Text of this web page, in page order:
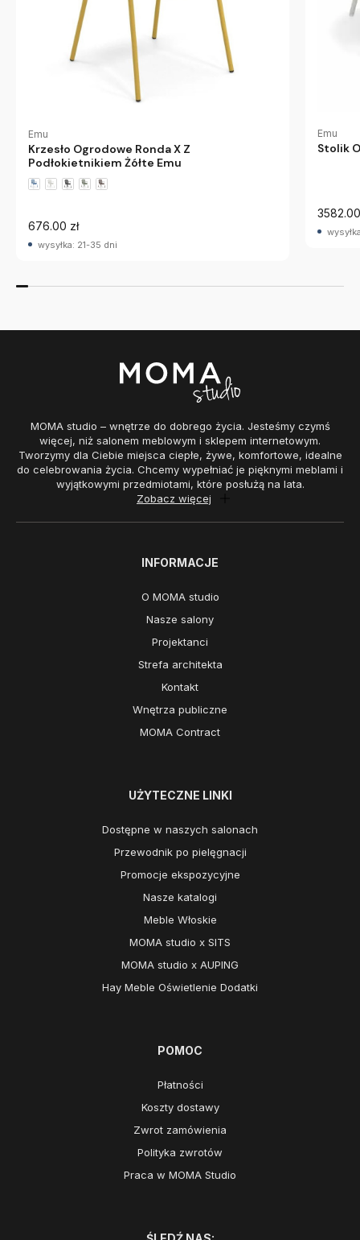
Emu
Krzesło Ogrodowe Ronda X Z
Podłokietnikiem Żółte Emu
676.00 zł
wysyłka: 21-35 dni
Emu
Stolik
MOMA studio – wnętrze do dobrego życia. Jesteśmy czymś
więcej, niż salonem meblowym i sklepem internetowym.
Tworzymy dla Ciebie miejsca ciepłe, żywe, komfortowe, idealne
do celebrowania życia. Chcemy wypełniać je pięknymi meblami i
wyjątkowymi przedmiotami, które posłużą na lata.
Zobacz więcej
INFORMACJE
O MOMA studio
Nasze salony
Projektanci
Strefa architekta
Kontakt
Wnętrza publiczne
MOMA Contract
UŻYTECZNE LINKI
Dostępne w naszych salonach
Przewodnik po pielęgnacji
Promocje ekspozycyjne
Nasze katalogi
Meble Włoskie
MOMA studio x SITS
MOMA studio x AUPING
Hay Meble Oświetlenie Dodatki
POMOC
Płatności
Koszty dostawy
Zwrot zamówienia
Polityka zwrotów
Praca w MOMA Studio